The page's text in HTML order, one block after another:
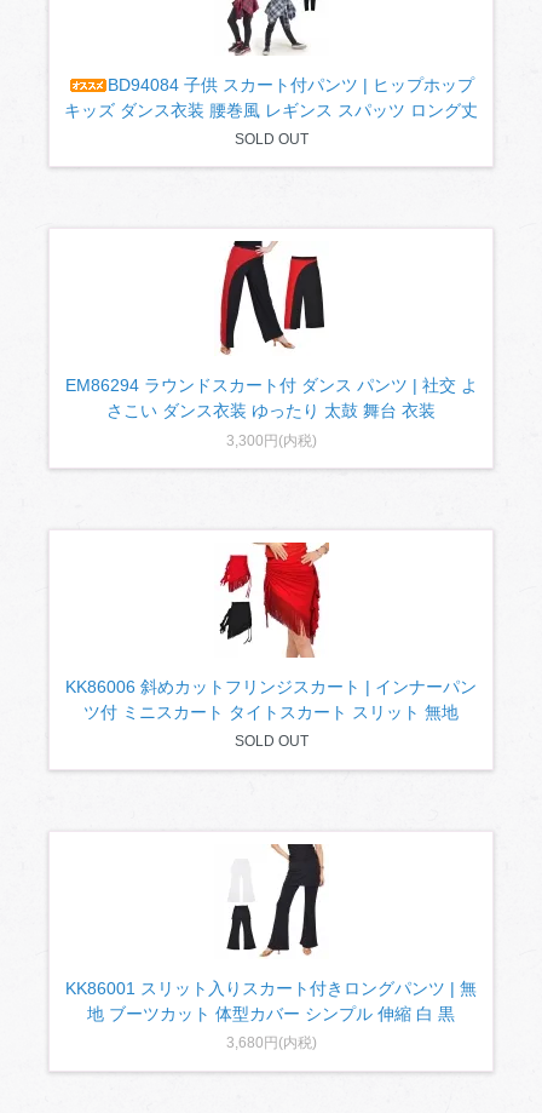
BD94084 子供 スカート付パンツ | ヒップホップ
キッズ ダンス衣装 腰巻風 レギンス スパッツ ロング丈
SOLD OUT
EM86294 ラウンドスカート付 ダンス パンツ | 社交 よ
さこい ダンス衣装 ゆったり 太鼓 舞台 衣装
3,300円(内税)
KK86006 斜めカットフリンジスカート | インナーパン
ツ付 ミニスカート タイトスカート スリット 無地
SOLD OUT
KK86001 スリット入りスカート付きロングパンツ | 無
地 ブーツカット 体型カバー シンプル 伸縮 白 黒
3,680円(内税)